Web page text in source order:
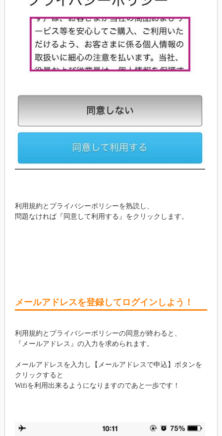
利用規約とプライバシーポリシーを熟読し、
問題なければ『同意して利用する』をクリックします。
メールアドレスを登録してログインしよう！
利用規約とプライバシーポリシーの同意が終わると、
『メールアドレス』の入力を求められます。
メールアドレスを入力し【メールアドレスで申込】ボタンを
クリックすると
Wifiを利用出来るようになりますのであと一歩です！